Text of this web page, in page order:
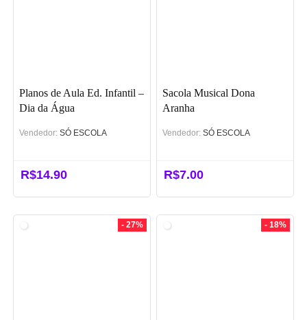
Planos de Aula Ed. Infantil –
Dia da Água
Vendedor: SÓ ESCOLA
R$14.90
Sacola Musical Dona
Aranha
Vendedor: SÓ ESCOLA
R$7.00
- 27% - 18%